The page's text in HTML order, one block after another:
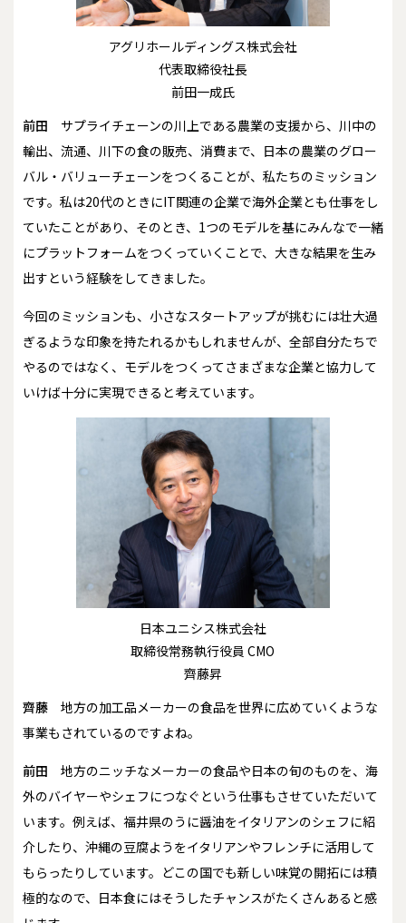
アグリホールディングス株式会社
代表取締役社長
前田一成氏
前田 サプライチェーンの川上である農業の支援から、川中の
輸出、流通、川下の食の販売、消費まで、日本の農業のグロー
バル・バリューチェーンをつくることが、私たちのミッション
です。私は20代のときにIT関連の企業で海外企業とも仕事をし
ていたことがあり、そのとき、1つのモデルを基にみんなで一緒
にプラットフォームをつくっていくことで、大きな結果を生み
出すという経験をしてきました。
今回のミッションも、小さなスタートアップが挑むには壮大過
ぎるような印象を持たれるかもしれませんが、全部自分たちで
やるのではなく、モデルをつくってさまざまな企業と協力して
いけば十分に実現できると考えています。
日本ユニシス株式会社
取締役常務執行役員 CMO
齊藤昇
齊藤 地方の加工品メーカーの食品を世界に広めていくような
事業もされているのですよね。
前田 地方のニッチなメーカーの食品や日本の旬のものを、海
外のバイヤーやシェフにつなぐという仕事もさせていただいて
います。例えば、福井県のうに醤油をイタリアンのシェフに紹
介したり、沖縄の豆腐ようをイタリアンやフレンチに活用して
もらったりしています。どこの国でも新しい味覚の開拓には積
極的なので、日本食にはそうしたチャンスがたくさんあると感